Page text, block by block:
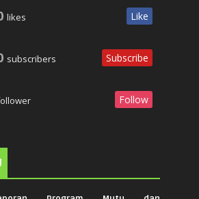
likes Like
subscribers Subscribe
Follow